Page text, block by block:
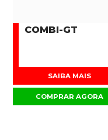
COMBI-GT
SAIBA MAIS
COMPRAR AGORA